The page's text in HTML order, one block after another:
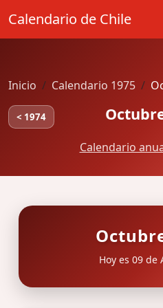
Calendario de Chile
Inicio Calendario 1975
< 1974
Calendario
Hoy es 09 de